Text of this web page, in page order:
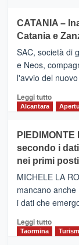
CATANIA –
Catania e
SAC, società di
e Neos,
l'avvio del
Leggi tuttoLeggi
–
il
nuovo
tra
e
Zanzibar
Alcantara
secondo i
nei primi
MICHELE LA
mancano
i dati che
Leggi tuttoLeggi
Taormina